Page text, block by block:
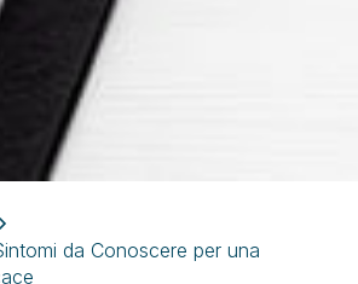
da Conoscere per una